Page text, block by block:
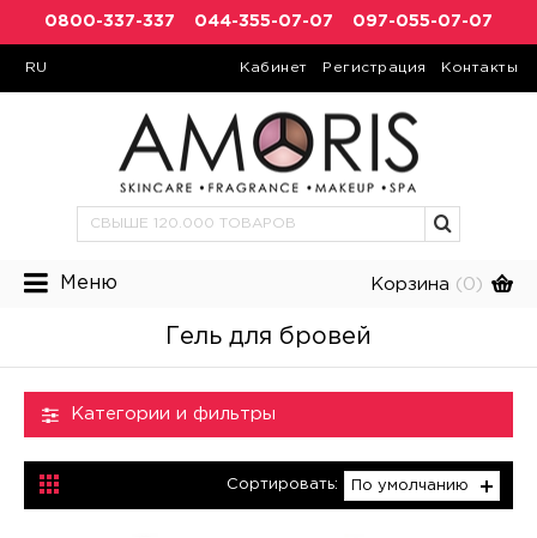
0800-337-337 044-355-07-07 097-055-07-07
RU Кабинет Регистрация Контакты
Меню Корзина (0)
Гель для бровей
Категории и фильтры
Сортировать: По умолчанию